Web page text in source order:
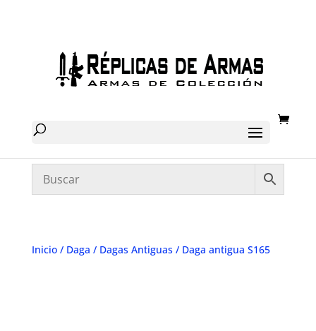
Inicio/ Daga / Dagas Antiguas/ Daga antigua S165